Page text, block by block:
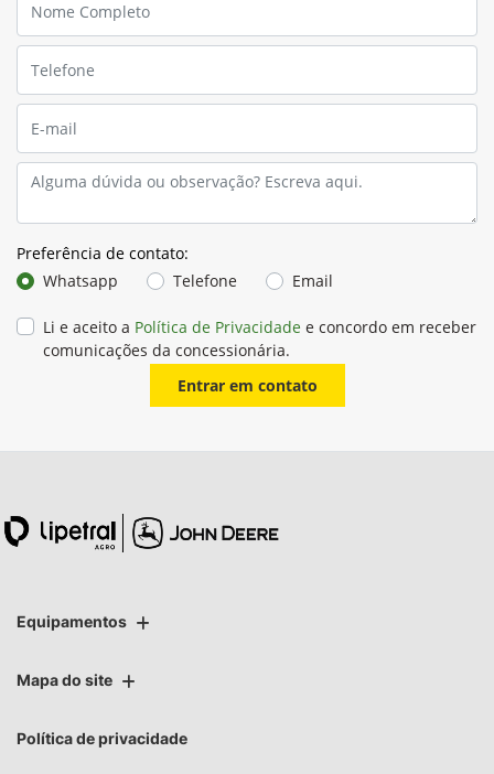
Preferência de contato:
Whatsapp
Telefone Email
Li e aceito a Política de Privacidade e concordo em receber
comunicações da concessionária.
Entrar em contato
Equipamentos
Mapa do site
Política de privacidade